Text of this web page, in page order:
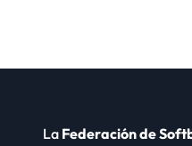
La Federación de